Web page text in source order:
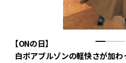
【ONの日】
白ボアブルゾンの軽快さが加